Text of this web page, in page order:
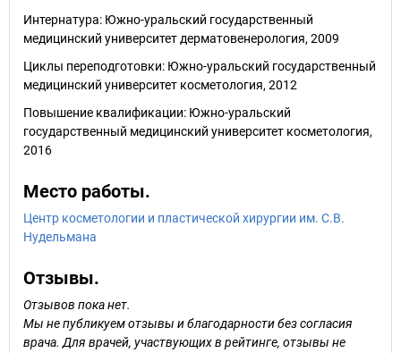
Интернатура: Южно-уральский государственный
медицинский университет дерматовенерология, 2009
Циклы переподготовки: Южно-уральский государственный
медицинский университет косметология, 2012
Повышение квалификации: Южно-уральский
государственный медицинский университет косметология,
2016
Место работы.
Центр косметологии и пластической хирургии им. С.В.
Нудельмана
Отзывы.
Отзывов пока нет.
Мы не публикуем отзывы и благодарности без согласия
врача. Для врачей, участвующих в рейтинге, отзывы не